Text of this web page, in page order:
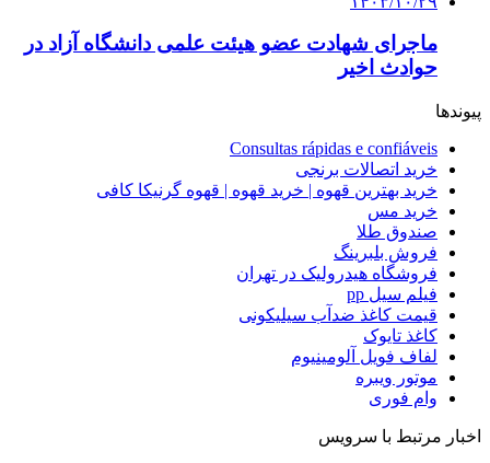
ماجرای شهادت عضو هیئت علمی دانشگاه آزاد در
حوادث اخیر
پیوندها
Consultas rápidas e confiáveis
خرید اتصالات برنجی
خرید بهترین قهوه | خرید قهوه | قهوه گرنیکا کافی
خرید مس
صندوق طلا
فروش بلبرینگ
فروشگاه هیدرولیک در تهران
فیلم سیل pp
قیمت کاغذ ضدآب سیلیکونی
کاغذ تایوک
لفاف فویل آلومینیوم
موتور ویبره
وام فوری
اخبار مرتبط با سرویس